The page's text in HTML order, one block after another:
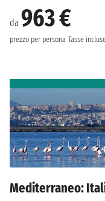
da 963 €
prezzo per persona Tasse
Mediterraneo: